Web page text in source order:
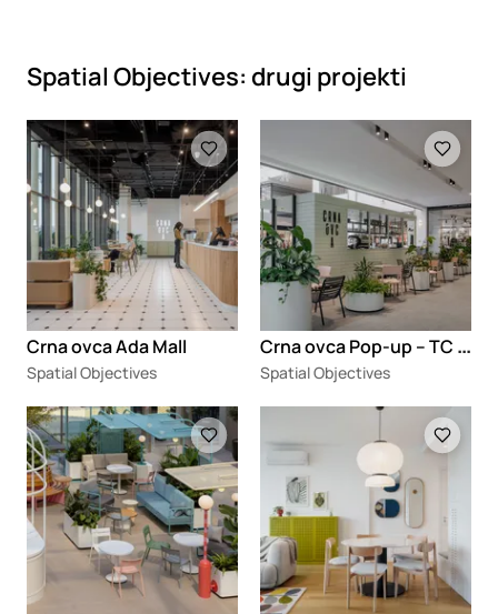
Spatial Objectives: drugi projekti
Loading
Crna ovca Ada Mall
Spatial Objectives
C
rna ovca Pop-up – TC Galerija
Spatial Objectives
Loading